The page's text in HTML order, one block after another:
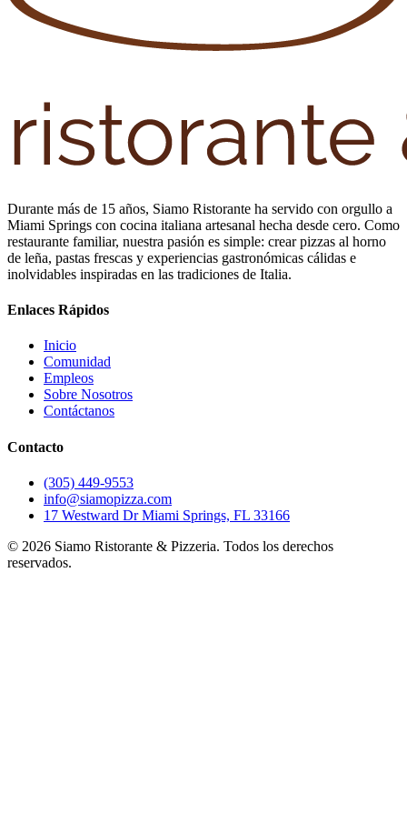
Durante más de 15 años, Siamo Ristorante ha servido con orgullo a
Miami Springs con cocina italiana artesanal hecha desde cero. Como
restaurante familiar, nuestra pasión es simple: crear pizzas al horno
de leña, pastas frescas y experiencias gastronómicas cálidas e
inolvidables inspiradas en las tradiciones de Italia.
Enlaces Rápidos
Inicio
Comunidad
Empleos
Sobre Nosotros
Contáctanos
Contacto
(305) 449-9553
info@siamopizza.com
17 Westward Dr Miami Springs, FL 33166
© 2026 Siamo Ristorante & Pizzeria. Todos los derechos
reservados.